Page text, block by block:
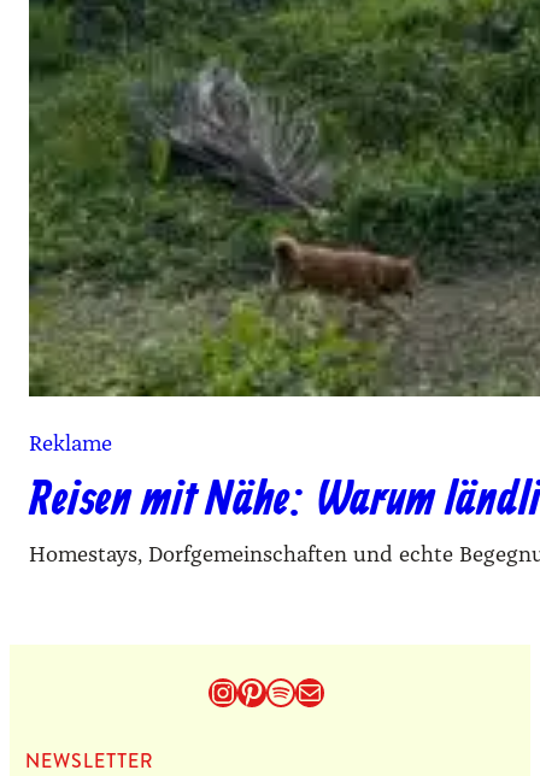
Reklame
Reisen mit Nähe: Warum
Homestays, Dorfgemeinschaften und echte
Instagram
Pinterest
Spotify
E-Mail
NEWS­LET­TER